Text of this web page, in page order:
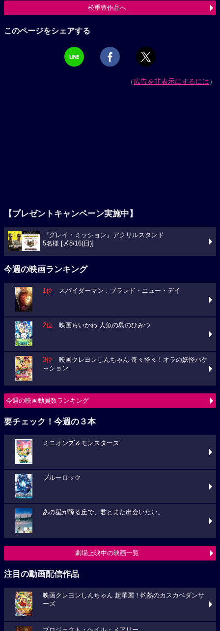
松重豊作品へ
このページをシェアする
（広告を非表示にするには）
【プレゼントキャンペーン実施中】
『グレイ・ミッション』アクリルスタンド
5名様 [〆8/16(日)]
今週の映画ランキング
1位 スパイダーマン：ブランド・ニュー・デイ
2位 映画ちいかわ 人魚の島のひみつ
3位 映画クレヨンしんちゃん 奇々怪々！オラの妖怪バケ
～ション
今週の映画動員数ランキング
要チェック！今週の３本
ミニオンズ＆モンスターズ
ブルーロック
あの星が降る丘で、君とまた出会いたい。
劇場上映中の映画一覧
注目の動画配信作品
映画クレヨンしんちゃん 超華麗！灼熱のカスカベダンサ
ーズ